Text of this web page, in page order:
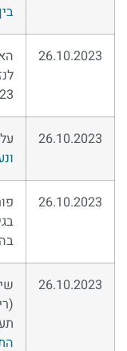
26.10.2023
26.10.2023
26.10.2023
26.10.2023